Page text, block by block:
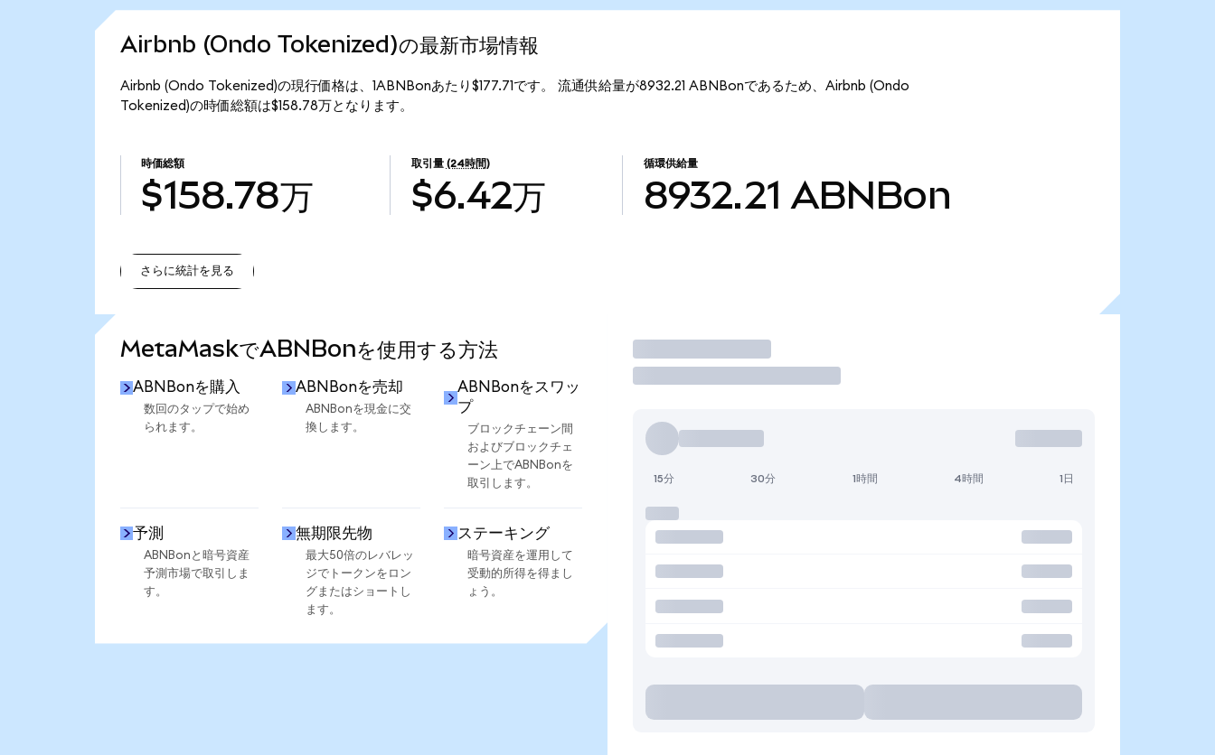
Airbnb (Ondo Tokenized)の最新市場情報
Airbnb (Ondo Tokenized)の現行価格は、1ABNBonあたり$177.71です。 流通供給量が8932.21 ABNBonであるため、Airbnb (Ondo
Tokenized)の時価総額は$158.78万となります。
時価総額
$158.78万
取引量 (24時間)
$6.42万
循環供給量
8932.21 ABNBon
さらに統計を見る
MetaMaskでABNBonを使用する方法
ABNBonを購入
数回のタップで始め
られます。
ABNBonを売却
ABNBonを現金に交
換します。
ABNBonをスワッ
プ
ブロックチェーン間
およびブロックチェ
ーン上でABNBonを
取引します。
予測
ABNBonと暗号資産
予測市場で取引しま
す。
無期限先物
最大50倍のレバレッ
ジでトークンをロン
グまたはショートし
ます。
ステーキング
暗号資産を運用して
受動的所得を得まし
ょう。
取引
15分 30分 1時間 4時間 1日